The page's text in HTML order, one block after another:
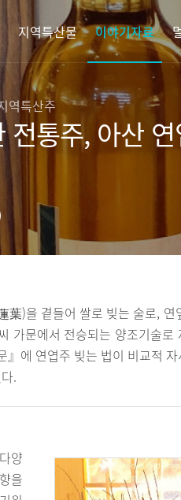
지역특산물 이야기자료
역특산주
통주, 아산
葉)을 곁들어 쌀로 빚는 술로,
가문에서 전승되는 양조기술
에 연엽주 빚는 법이 비교적
.
양
을